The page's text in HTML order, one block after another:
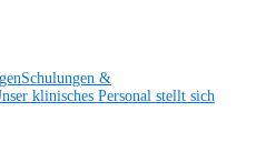
Schulungen &
klinisches Personal stellt sich